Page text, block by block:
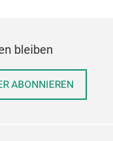
bleiben
ABONNIEREN